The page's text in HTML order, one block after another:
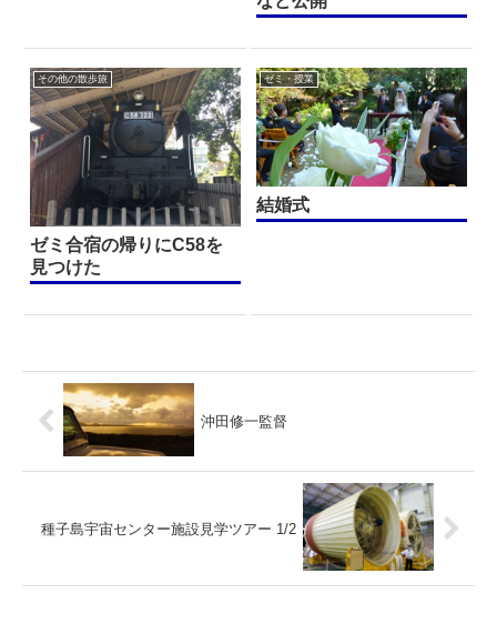
その他の散歩旅
ゼミ合宿の帰りにC58を
見つけた
ゼミ・授業
結婚式
沖田修一監督
種子島宇宙センター施設見学ツアー 1/2